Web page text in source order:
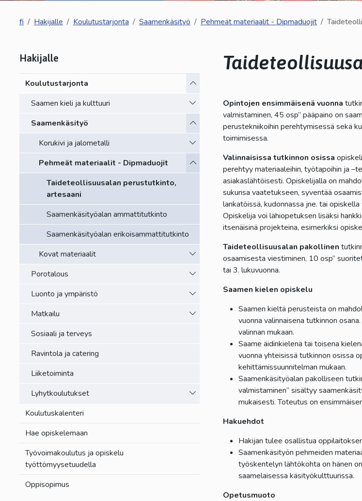
ja
fi Hakijalle Koulutustarjonta Saamenkäsityö Pehmeät materiaalit - Dipmaduojit
Hakijalle
Koulutustarjonta
Vaihda alasvetovalikkoa
Saamen kieli ja kulttuuri
Vaihda alasvetovalikkoa
Saamenkäsityö
Vaihda alasvetovalikkoa
Korukivi ja jalometalli
Vaihda alasvetovalikkoa
Pehmeät materiaalit - Dipmaduojit
Vaihda alasvetovalikkoa
Taideteollisuusalan perustutkinto,
artesaani
Saamenkäsityöalan ammattitutkinto
Saamenkäsityöalan erikoisammattitutkinto
Kovat materiaalit
Vaihda alasvetovalikkoa
Porotalous
Vaihda alasvetovalikkoa
Luonto ja ympäristö
Vaihda alasvetovalikkoa
Matkailu
Vaihda alasvetovalikkoa
Sosiaali ja terveys
Ravintola ja catering
Liiketoiminta
Lyhytkoulutukset
Vaihda alasvetovalikkoa
Koulutuskalenteri
Hae opiskelemaan
Työvoimakoulutus ja opiskelu
työttömyysetuudella
Oppisopimus
Opintojen ensimmäisenä vuonna
valmistaminen, 45 osp” pääpaino on
perustekniikoihin perehtymisessä sekä
toimimisessa.
Valinnaisissa tutkinnon osissa
perehtyy materiaaleihin, työtapoihin ja
asiakaslähtöisesti. Opiskelijalla on
sukunsa vaatetukseen, syventää
lankatöissä, kudonnassa jne. tai
Opiskelija voi lähiopetuksen lisäksi
itsenäisinä projekteina, esimerkiksi
Taideteollisuusalan pakollinen
osaamisesta viestiminen, 10 osp”
tai 3. lukuvuonna.
Saamen kielen opiskelu
Saamen kieltä perusteista on
vuonna valinnaisena tutkinnon
valinnan mukaan.
Saame äidinkielenä tai toisena
vuonna yhteisissä tutkinnon osissa
kehittämissuunnitelman mukaan.
Saamenkäsityöalan pakolliseen
valmistaminen” sisältyy
mukaisesti. Toteutus on
Hakuehdot
Hakijan tulee osallistua
Saamenkäsityön pehmeiden
työskentelyn lähtökohta on hänen
saamelaisessa käsityökulttuurissa.
Opetusmuoto